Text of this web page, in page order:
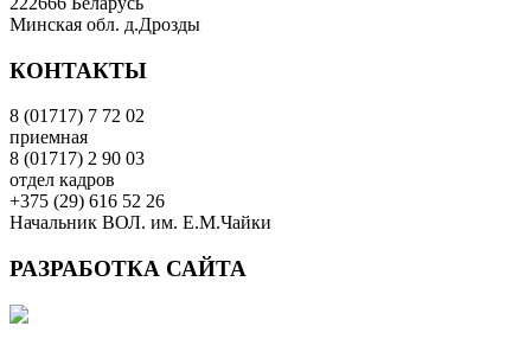
Минская обл. д.Дрозды
КОНТАКТЫ
8 (01717) 7 72 02
приемная
8 (01717) 2 90 03
отдел кадров
+375 (29) 616 52 26
Начальник ВОЛ. им. Е.М.Чайки
РАЗРАБОТКА САЙТА